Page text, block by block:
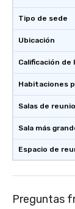
Tipo de sede
Ubicación
Salas de
Sala más
Espacio de
Preguntas